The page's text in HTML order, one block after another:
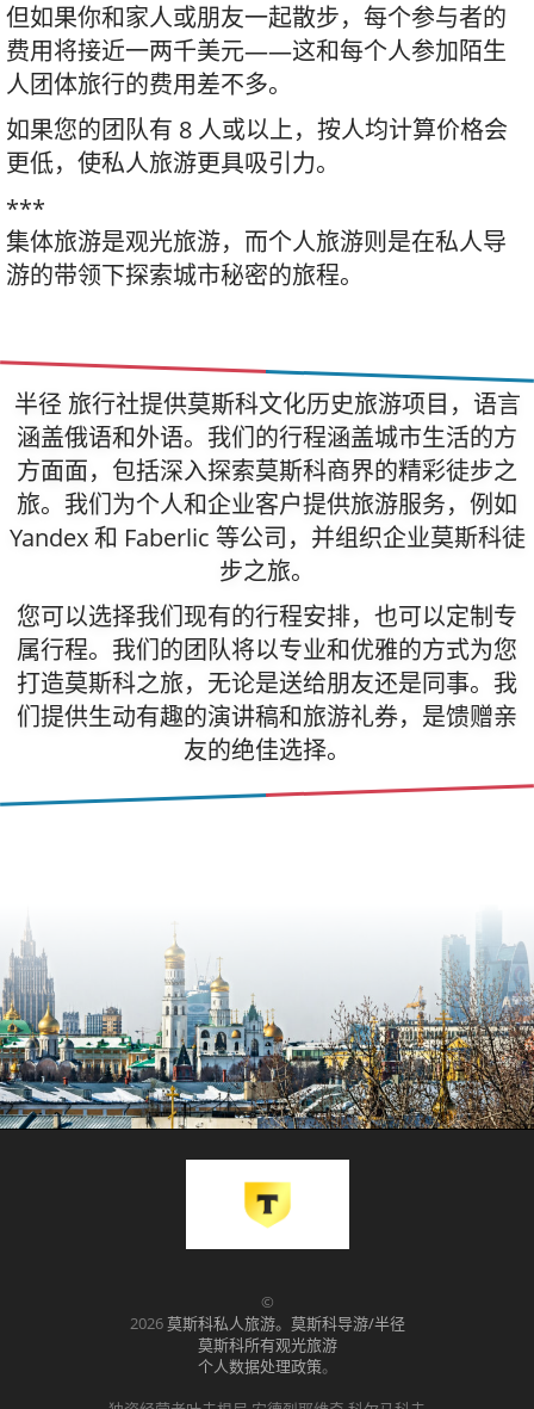
但如果你和家人或朋友一起散步，每个参与者的
费用将接近一两千美元——这和每个人参加陌生
人团体旅行的费用差不多。
如果您的团队有 8 人或以上，按人均计算价格会
更低，使私人旅游更具吸引力。
***
集体旅游是观光旅游，而个人旅游则是在私人导
游的带领下探索城市秘密的旅程。
半径 旅行社提供莫斯科文化历史旅游项目，语言
涵盖俄语和外语。我们的行程涵盖城市生活的方
方面面，包括深入探索莫斯科商界的精彩徒步之
旅。我们为个人和企业客户提供旅游服务，例如
Yandex 和 Faberlic 等公司，并组织企业莫斯科徒
步之旅。
您可以选择我们现有的行程安排，也可以定制专
属行程。我们的团队将以专业和优雅的方式为您
打造莫斯科之旅，无论是送给朋友还是同事。我
们提供生动有趣的演讲稿和旅游礼券，是馈赠亲
友的绝佳选择。
©
2026莫斯科私人旅游。莫斯科导游/半径
莫斯科所有观光旅游
个人数据处理政策。